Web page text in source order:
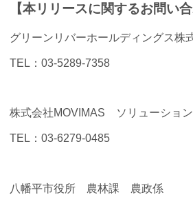
【本リリースに関するお問い合
グリーンリバーホールディングス
TEL：03-5289-7358
株式会社MOVIMAS ソリューショ
TEL：03-6279-0485
八幡平市役所 農林課 農政係